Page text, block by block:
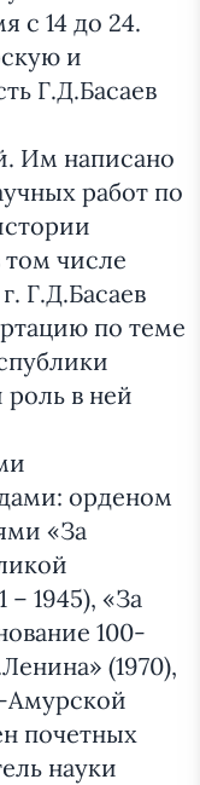
с 14 до 24.
и
Г.Д.Басаев
Им написано
работ по
числе
Г.Д.Басаев
по теме
роль в ней
орденом
«За
– 1945), «За
100-
(1970),
Амурской
почетных
науки